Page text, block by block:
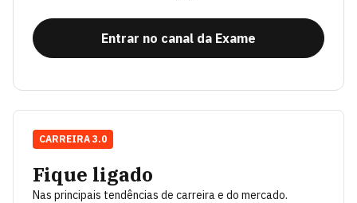
Entrar no canal da Exame
Fique ligado
Nas principais tendências de carreira e do mercado.
CARREIRA 3.0